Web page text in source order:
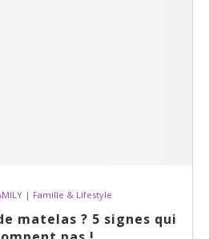
| Famille & Lifestyle
matelas ? 5 signes qui